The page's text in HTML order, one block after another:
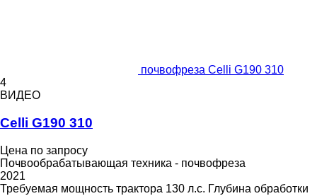
почвофреза Celli G190 310
4
ВИДЕО
Celli G190 310
Цена по запросу
Почвообрабатывающая техника - почвофреза
2021
Требуемая мощность трактора 130 л.с. Глубина обработки